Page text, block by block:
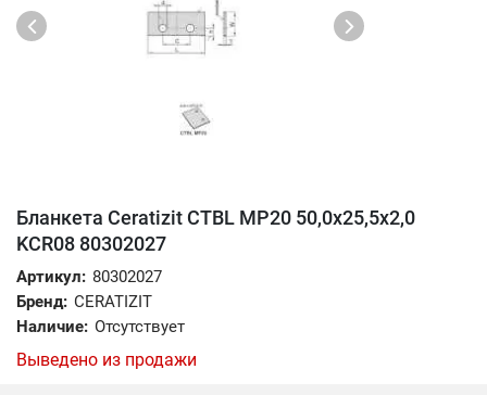
Бланкета Ceratizit CTBL MP20 50,0x25,5x2,0
KCR08 80302027
Артикул: 80302027
Бренд: CERATIZIT
Наличие: Отсутствует
Выведено из продажи